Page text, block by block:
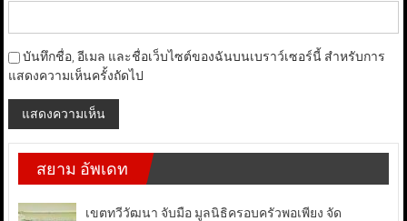
บันทึกชื่อ, อีเมล และชื่อเว็บไซต์ของฉันบนเบราว์เซอร์นี้ สำหรับการ
แสดงความเห็นครั้งถัดไป
สยาม อัพเดท
เขตทวีวัฒนา จับมือ มูลนิธิครอบครัวพอเพียง จัด